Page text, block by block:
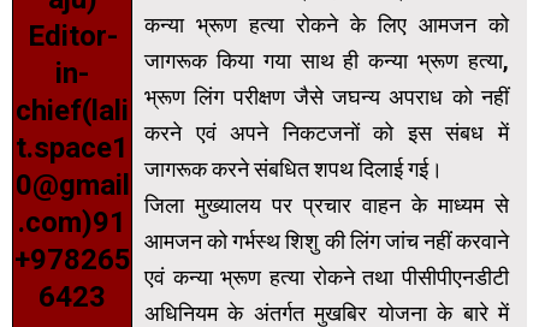
Editor-
in-
chief(lali
t.space1
0@gmail
.com)91
+978265
6423
कन्या भ्रूण हत्या रोकने के लिए आमजन को
जागरूक किया गया साथ ही कन्या भ्रूण हत्या,
भ्रूण लिंग परीक्षण जैसे जघन्य अपराध को नहीं
करने एवं अपने निकटजनों को इस संबध में
जागरूक करने संबधित शपथ दिलाई गई।
जिला मुख्यालय पर प्रचार वाहन के माध्यम से
आमजन को गर्भस्थ शिशु की लिंग जांच नहीं करवाने
एवं कन्या भ्रूण हत्या रोकने तथा पीसीपीएनडीटी
अधिनियम के अंतर्गत मुखबिर योजना के बारे में